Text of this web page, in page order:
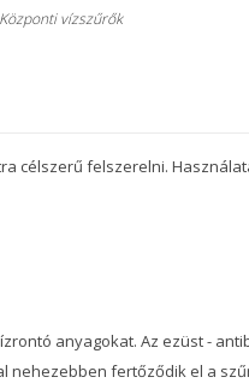
vízszűrők
célszerű felszerelni.
anyagokat. Az ezüst -
nehezebben fertőződik el a